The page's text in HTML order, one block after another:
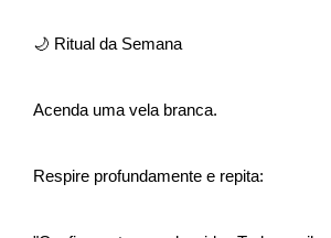
🌙 Ritual da Semana
Acenda uma vela branca.
Respire profundamente e repita: